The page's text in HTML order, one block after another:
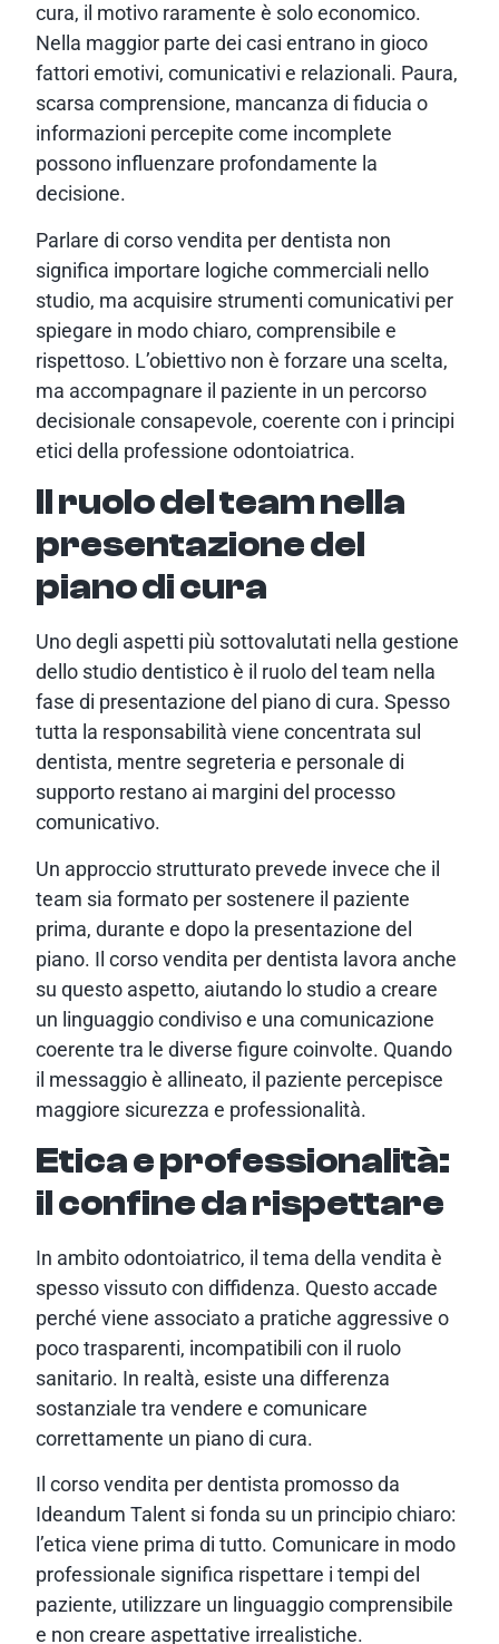
cura, il motivo raramente è solo economico.
Nella maggior parte dei casi entrano in gioco
fattori emotivi, comunicativi e relazionali. Paura,
scarsa comprensione, mancanza di fiducia o
informazioni percepite come incomplete
possono influenzare profondamente la
decisione.
Parlare di corso vendita per dentista non
significa importare logiche commerciali nello
studio, ma acquisire strumenti comunicativi per
spiegare in modo chiaro, comprensibile e
rispettoso. L’obiettivo non è forzare una scelta,
ma accompagnare il paziente in un percorso
decisionale consapevole, coerente con i principi
etici della professione odontoiatrica.
Il ruolo del team nella
presentazione del
piano di cura
Uno degli aspetti più sottovalutati nella gestione
dello studio dentistico è il ruolo del team nella
fase di presentazione del piano di cura. Spesso
tutta la responsabilità viene concentrata sul
dentista, mentre segreteria e personale di
supporto restano ai margini del processo
comunicativo.
Un approccio strutturato prevede invece che il
team sia formato per sostenere il paziente
prima, durante e dopo la presentazione del
piano. Il corso vendita per dentista lavora anche
su questo aspetto, aiutando lo studio a creare
un linguaggio condiviso e una comunicazione
coerente tra le diverse figure coinvolte. Quando
il messaggio è allineato, il paziente percepisce
maggiore sicurezza e professionalità.
Etica e professionalità:
il confine da rispettare
In ambito odontoiatrico, il tema della vendita è
spesso vissuto con diffidenza. Questo accade
perché viene associato a pratiche aggressive o
poco trasparenti, incompatibili con il ruolo
sanitario. In realtà, esiste una differenza
sostanziale tra vendere e comunicare
correttamente un piano di cura.
Il corso vendita per dentista promosso da
Ideandum Talent si fonda su un principio chiaro:
l’etica viene prima di tutto. Comunicare in modo
professionale significa rispettare i tempi del
paziente, utilizzare un linguaggio comprensibile
e non creare aspettative irrealistiche.